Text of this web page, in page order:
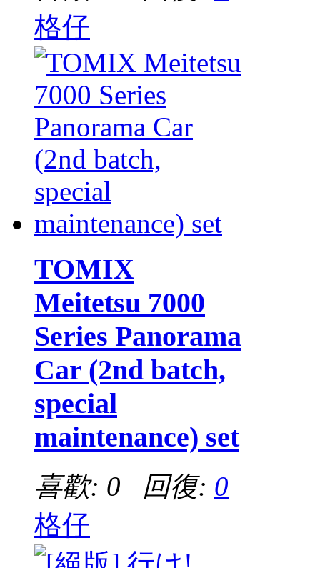
格仔
TOMIX
Meitetsu 7000
Series Panorama
Car (2nd batch,
special
maintenance) set
喜歡: 0 回復: 0
格仔